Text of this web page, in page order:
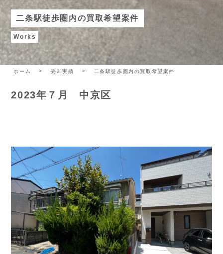
二条駅徒歩圏内の買取希望案件
Works
ホーム 売却実績 二条駅徒歩圏内の買取希望案件
2023年７月 中京区